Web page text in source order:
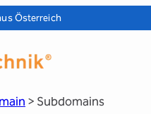
Österreich
> Subdomains